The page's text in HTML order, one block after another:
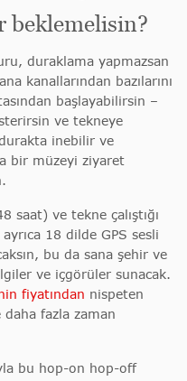
beklemelisin?
duraklama yapmazsan
kanallarından bazılarını
başlayabilirsin –
ve tekneye
inebilir ve
bir müzeyi ziyaret
saat) ve tekne çalıştığı
18 dilde GPS sesli
bu da sana şehir ve
ve içgörüler sunacak.
fiyatından nispeten
fazla zaman
bu hop-on hop-off